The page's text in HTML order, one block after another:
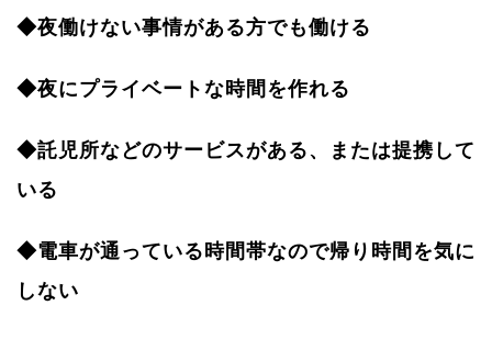
◆夜働けない事情がある方でも働ける
◆夜にプライベートな時間を作れる
◆託児所などのサービスがある、または提携して
いる
◆電車が通っている時間帯なので帰り時間を気に
しない